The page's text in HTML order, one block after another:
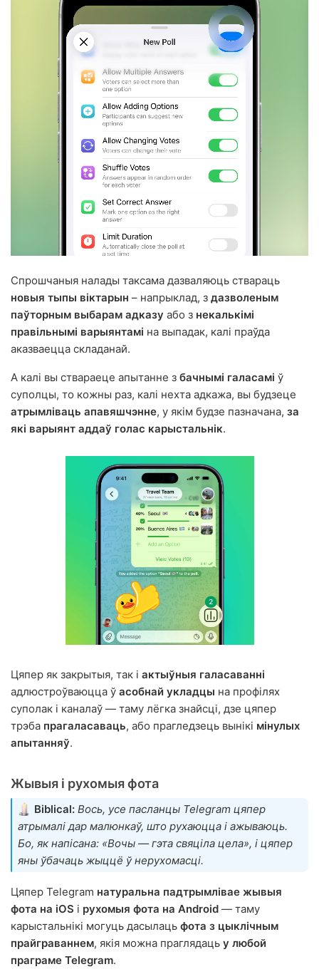
Спрошчаныя налады таксама дазваляюць ствараць
новыя тыпы віктарын – напрыклад, з дазволеным
паўторным выбарам адказу або з некалькімі
правільнымі варыянтамі на выпадак, калі праўда
аказваецца складанай.
А калі вы ствараеце апытанне з бачнымі галасамі ў
суполцы, то кожны раз, калі нехта адкажа, вы будзеце
атрымліваць апавяшчэнне, у якім будзе пазначана, за
які варыянт аддаў голас карыстальнік.
Цяпер як закрытыя, так і актыўныя галасаванні
адлюстроўваюцца ў асобнай укладцы на профілях
суполак і каналаў — таму лёгка знайсці, дзе цяпер
трэба прагаласаваць, або прагледзець вынікі мінулых
апытанняў.
Жывыя і рухомыя фота
Biblical: Вось, усе пасланцы Telegram цяпер
атрымалі дар малюнкаў, што рухаюцца і ажываюць.
Бо, як напісана: «Вочы — гэта свяціла цела», і цяпер
яны ўбачаць жыццё ў нерухомасці.
Цяпер Telegram натуральна падтрымлівае жывыя
фота на iOS і рухомыя фота на Android — таму
карыстальнікі могуць дасылаць фота з цыклічным
прайграваннем, якія можна праглядаць у любой
праграме Telegram.